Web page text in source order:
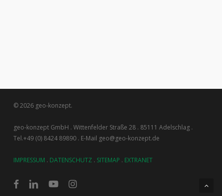
© 2026 geo-konzept.
geo-konzept GmbH . Wittenfelder Straße 28 . 85111 Adelschlag .
Tel.+49 (0) 8424 89890 . E-Mail geo@geo-konzept.de
IMPRESSUM . DATENSCHUTZ . SITEMAP . EXTRANET
facebooklinkedinyoutubeinstagram